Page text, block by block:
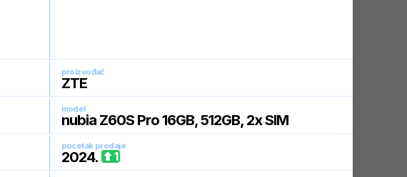
proizvođač
ZTE
model
nubia Z60S Pro 16GB, 512GB, 2x SIM
pocetak prodaje
2024. 1